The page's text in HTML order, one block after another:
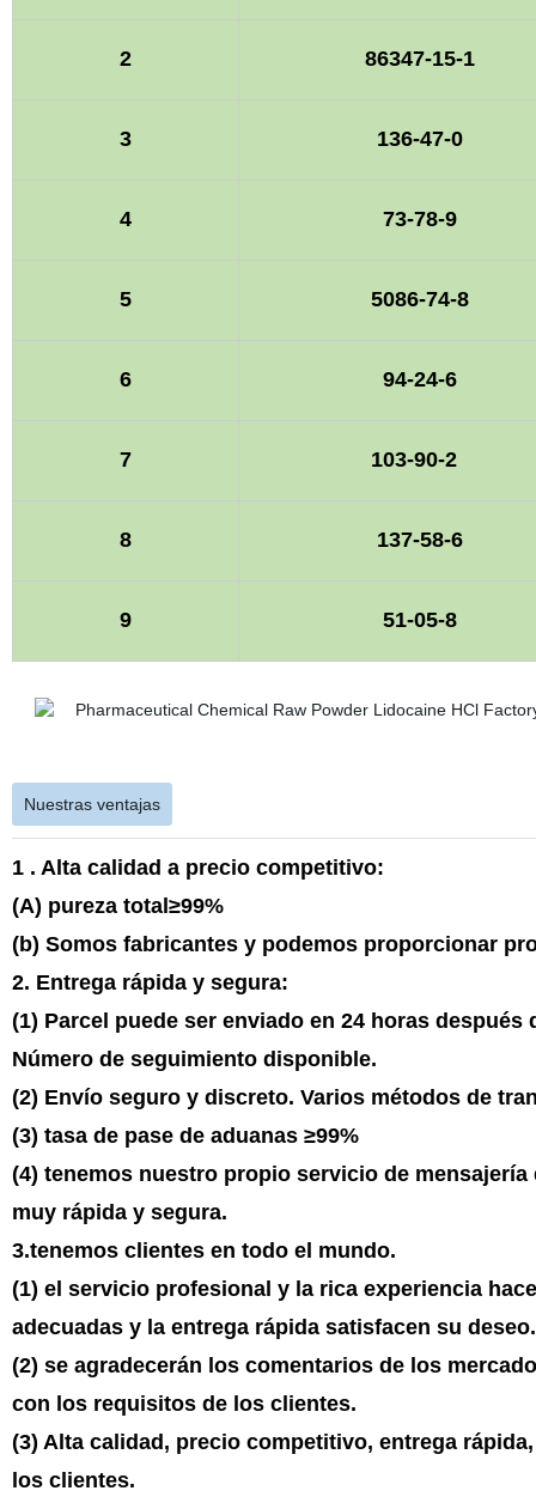
2 86347-15-1
3 136-47-0
4 73-78-9
5 5086-74-8
6 94-24-6
7 103-90-2
8 137-58-6
9 51-05-8
Nuestras ventajas
1 . Alta calidad a precio competitivo:
(A) pureza total≥99%
(b) Somos fabricantes y podemos proporcionar
2. Entrega rápida y segura:
(1) Parcel puede ser enviado en 24 horas después
Número de seguimiento disponible.
(2) Envío seguro y discreto. Varios métodos de
(3) tasa de pase de aduanas ≥99%
(4) tenemos nuestro propio servicio de
muy rápida y segura.
3.tenemos clientes en todo el mundo.
(1) el servicio profesional y la rica experiencia
adecuadas y la entrega rápida satisfacen su deseo.
(2) se agradecerán los comentarios de los
con los requisitos de los clientes.
(3) Alta calidad, precio competitivo, entrega
los clientes.